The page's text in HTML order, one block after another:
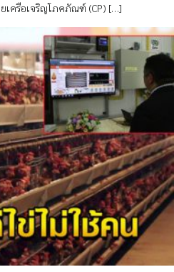
เครือเจริญโภคภัณฑ์ (CP) […]